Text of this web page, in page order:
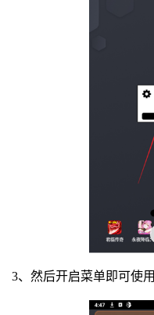
3、然后开启菜单即可使用